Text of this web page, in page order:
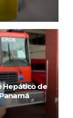
Hepático de